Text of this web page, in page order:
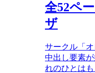
全52ペ
ザ
サークル「
中出し要素
れのひとは